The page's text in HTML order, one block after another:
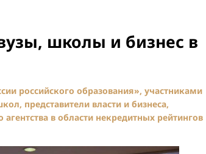
школы и бизнес в
российского образования», участниками
представители власти и бизнеса,
в области некредитных рейтингов